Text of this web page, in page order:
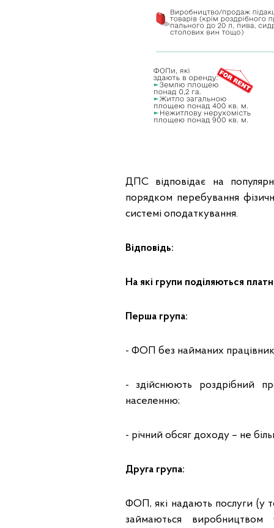
ДПС відповідає на
порядком перебування
системі оподаткування.
Відповідь:
На які групи поділяються
Перша група:
- ФОП без найманих
- здійснюють роздрібний
населенню;
- річний обсяг доходу – не
Друга група:
ФОП, які надають послуги (у
займаються